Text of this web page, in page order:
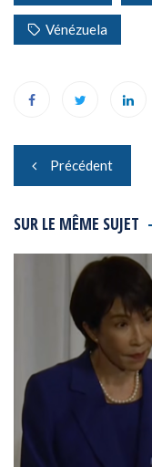
Vénézuela
Navigation
de
l’article
Précédent
SUR LE MÊME SUJET